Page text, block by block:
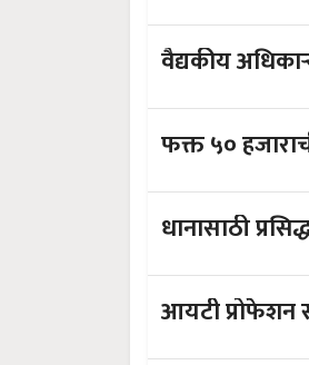
आयटी